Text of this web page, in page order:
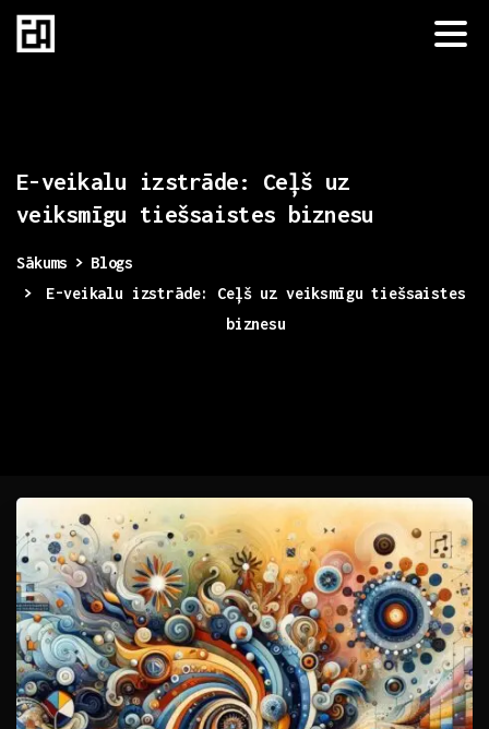
E-veikalu izstrāde: Ceļš uz
veiksmīgu tiešsaistes biznesu
Sākums
Blogs
E-veikalu izstrāde: Ceļš uz veiksmīgu tiešsaistes
biznesu